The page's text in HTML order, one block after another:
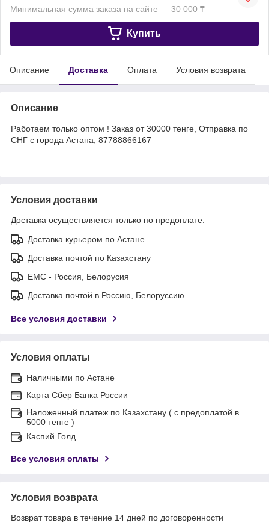
Минимальная сумма заказа на сайте — 30 000 ₸
Купить
Описание Доставка Оплата Условия возврата
Описание
Работаем только оптом ! Заказ от 30000 тенге, Отправка по
СНГ с города Астана, 87788866167
Условия доставки
Доставка осуществляется только по предоплате.
Доставка курьером по Астане
Доставка почтой по Казахстану
ЕМС - Россия, Белорусия
Доставка почтой в Россию, Белоруссию
Все условия доставки
Условия оплаты
Наличными по Астане
Карта Сбер Банка России
Наложенный платеж по Казахстану ( с предоплатой в
5000 тенге )
Каспий Голд
Все условия оплаты
Условия возврата
Возврат товара в течение 14 дней по договоренности